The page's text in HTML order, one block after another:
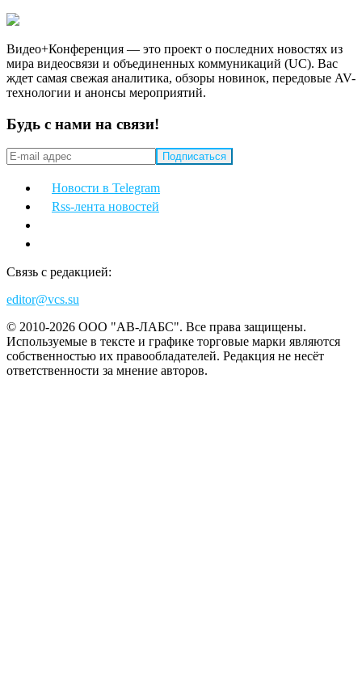
Видео+Конференция — это проект о последних новостях из
мира видеосвязи и объединенных коммуникаций (UC). Вас
ждет самая свежая аналитика, обзоры новинок, передовые AV-
технологии и анонсы мероприятий.
Будь с нами на связи!
Новости в Telegram
Rss-лента новостей
Связь с редакцией:
editor@vcs.su
© 2010-2026 ООО "АВ-ЛАБС". Все права защищены.
Используемые в тексте и графике торговые марки являются
собственностью их правообладателей. Редакция не несёт
ответственности за мнение авторов.